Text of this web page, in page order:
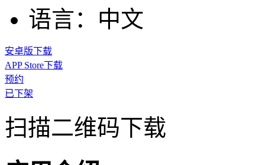
语言： 中文
安卓版下载
APP Store下载
预约
已下架
扫描二维码下载